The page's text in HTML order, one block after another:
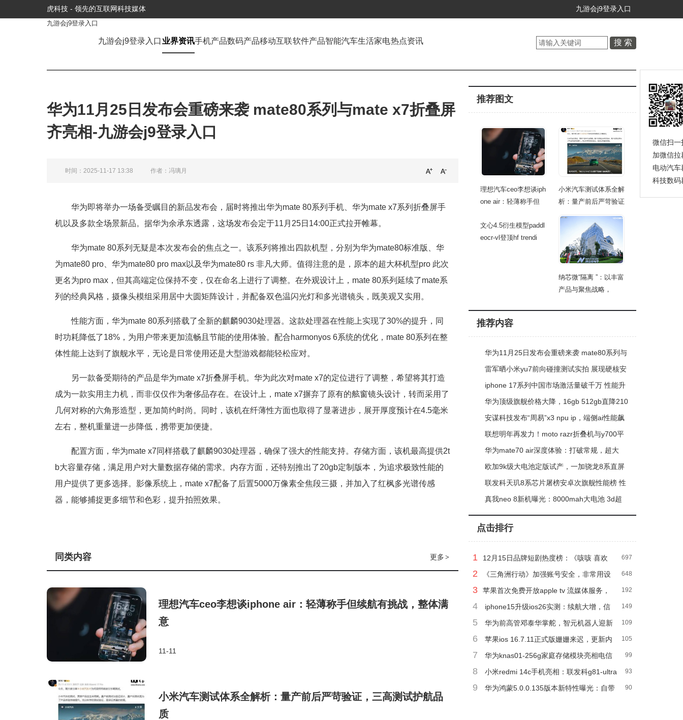
九游会j9登录入口
虎科技 - 领先的互联网科技媒体
九游会j9登录入口
九游会j9登录入口业界资讯手机产品数码产品移动互联软件产品智能汽车生活家电热点资讯
华为11月25日发布会重磅来袭 mate80系列与mate x7折叠屏
齐亮相-九游会j9登录入口
时间：2025-11-17 13:38 作者：冯璃月
华为即将举办一场备受瞩目的新品发布会，届时将推出华为mate 80系列手机、华为mate x7系列折叠屏手
机以及多款全场景新品。据华为余承东透露，这场发布会定于11月25日14:00正式拉开帷幕。
华为mate 80系列无疑是本次发布会的焦点之一。该系列将推出四款机型，分别为华为mate80标准版、华
为mate80 pro、华为mate80 pro max以及华为mate80 rs 非凡大师。值得注意的是，原本的超大杯机型pro 此次
更名为pro max，但其高端定位保持不变，仅在命名上进行了调整。在外观设计上，mate 80系列延续了mate系
列的经典风格，摄像头模组采用居中大圆矩阵设计，并配备双色温闪光灯和多光谱镜头，既美观又实用。
性能方面，华为mate 80系列搭载了全新的麒麟9030处理器。这款处理器在性能上实现了30%的提升，同
时功耗降低了18%，为用户带来更加流畅且节能的使用体验。配合harmonyos 6系统的优化，mate 80系列在整
体性能上达到了旗舰水平，无论是日常使用还是大型游戏都能轻松应对。
另一款备受期待的产品是华为mate x7折叠屏手机。华为此次对mate x7的定位进行了调整，希望将其打造
成为一款实用主力机，而非仅仅作为奢侈品存在。在设计上，mate x7摒弃了原有的舷窗镜头设计，转而采用了
几何对称的六角形造型，更加简约时尚。同时，该机在纤薄性方面也取得了显著进步，展开厚度预计在4.5毫米
左右，整机重量进一步降低，携带更加便捷。
配置方面，华为mate x7同样搭载了麒麟9030处理器，确保了强大的性能支持。存储方面，该机最高提供2t
b大容量存储，满足用户对大量数据存储的需求。内存方面，还特别推出了20gb定制版本，为追求极致性能的
用户提供了更多选择。影像系统上，mate x7配备了后置5000万像素全焦段三摄，并加入了红枫多光谱传感
器，能够捕捉更多细节和色彩，提升拍照效果。
更多 >
同类内容
理想汽车ceo李想谈iphone air：轻薄称手但续航有挑战，整体满
意
11-11
小米汽车测试体系全解析：量产前后严苛验证，三高测试护航品
质
推荐图文
理想汽车ceo李想谈iph
one air：轻薄称手但
小米汽车测试体系全解
析：量产前后严苛验证
文心4.5衍生模型paddl
eocr-vl登顶hf trendi
纳芯微“隔离 ”：以丰富
产品与聚焦战略，
推荐内容
华为11月25日发布会重磅来袭 mate80系列与
mate x7折叠屏齐亮相
雷军晒小米yu7前向碰撞测试实拍 展现硬核安
全实力
iphone 17系列中国市场激活量破千万 性能升
级受消费者青睐
华为顶级旗舰价格大降，16gb 512gb直降210
0元，为新机腾位
安谋科技发布“周易”x3 npu ip，端侧ai性能飙
升助力多领域落地
联想明年再发力！moto razr折叠机与y700平
板将携骁龙8系新平台登场
华为mate70 air深度体验：打破常规，超大
屏“air”的另类演绎
欧加9k级大电池定版试产，一加骁龙8系直屏
新机测试，中端机竞争升级
联发科天玑8系芯片屠榜安卓次旗舰性能榜 性
能能效双优成市场新宠
真我neo 8新机曝光：8000mah大电池 3d超
声波指纹，2000元档性价比新选择
点击排行
697
1
12月15日品牌短剧热度榜：《咳咳 喜欢
藏不住了》再夺冠
648
2
《三角洲行动》加强账号安全，非常用设
备登录需验证
192
3
苹果首次免费开放apple tv 流媒体服务，
三天畅享无限精彩
149
4
iphone15升级ios26实测：续航大增，信
号更强，值得一试吗？
109
5
华为前高管邓泰华掌舵，智元机器人迎新
掌门邓泰华
105
6
苹果ios 16.7.11正式版姗姗来迟，更新内
容即将揭晓！
99
7
华为knas01-256g家庭存储模块亮相电信
库，售价293元引关注
93
8
小米redmi 14c手机亮相：联发科g81-ultra
120hz屏，仅需499元起售！
90
9
华为鸿蒙5.0.0.135版本新特性曝光：自带
微信扫一
加微信拉
电动汽车
科技数码